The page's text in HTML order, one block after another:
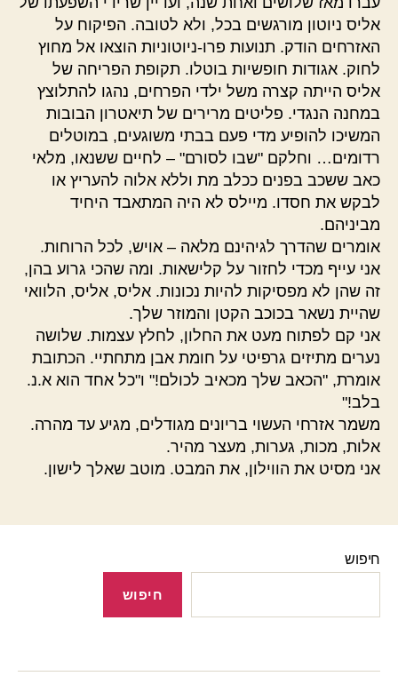
אליס ניוטון מורגשים בכל, ולא לטובה. הפיקוח על
האזרחים הודק. תנועות פרו-ניוטוניות הוצאו אל מחוץ
לחוק. אגודות חופשיות בוטלו. תקופת הפריחה של
אליס הייתה קצרה משל ילדי הפרחים, נהגו להתלוצץ
במחנה הנגדי. פליטים מרירים של תיאטרון הבובות
המשיכו להופיע מדי פעם בבתי משוגעים, במוטלים
רדומים… וחלקם "שבו לסורם" – לחיים ששנאו, מלאי
כאב ששכב בפנים ככלב מת וללא אלוה להעריץ או
לבקש את חסדו. מיילס לא היה המתאבד היחיד
מביניהם.
אומרים שהדרך לגיהינם מלאה – אויש, לכל הרוחות.
אני עייף מכדי לחזור על קלישאות. ומה שהכי גרוע בהן,
זה שהן לא מפסיקות להיות נכונות. אליס, אליס, הלוואי
שהיית נשאר בכוכב הקטן והמוזר שלך.
אני קם לפתוח מעט את החלון, לחלץ עצמות. שלושה
נערים מתיזים גרפיטי על חומת אבן מתחתיי. הכתובת
אומרת, "הכאב שלך מכאיב לכולם!" ו"כל אחד הוא א.נ.
בלב!"
משמר אזרחי העשוי בריונים מגודלים, מגיע עד מהרה.
אלות, מכות, גערות, מעצר מהיר.
אני מסיט את הווילון, את המבט. מוטב שאלך לישון.
חיפוש
חיפוש